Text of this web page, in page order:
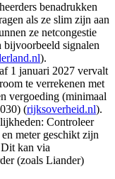
benadrukken
als ze slim zijn aan
ze netcongestie
bijvoorbeeld signalen
).
1 januari 2027 vervalt
te verrekenen met
vergoeding (minimaal
(rijksoverheid.nl).
Controleer
meter geschikt zijn
kan via
(zoals Liander)